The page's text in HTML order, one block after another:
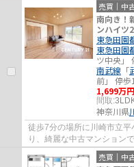
売買｜中
南向き！
ンハイツ
東急田園
東急田園
ツ中央」
南武線 「
前」 停歩
1,699万円
間取:
神奈川県
徒歩7分の場所に川崎市立
り、綺麗な中古マンション
客様のご希望に適した物件
売買｜中